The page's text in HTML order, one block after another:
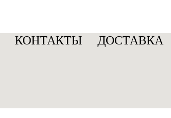
КОНТАКТЫ ДОСТАВКА